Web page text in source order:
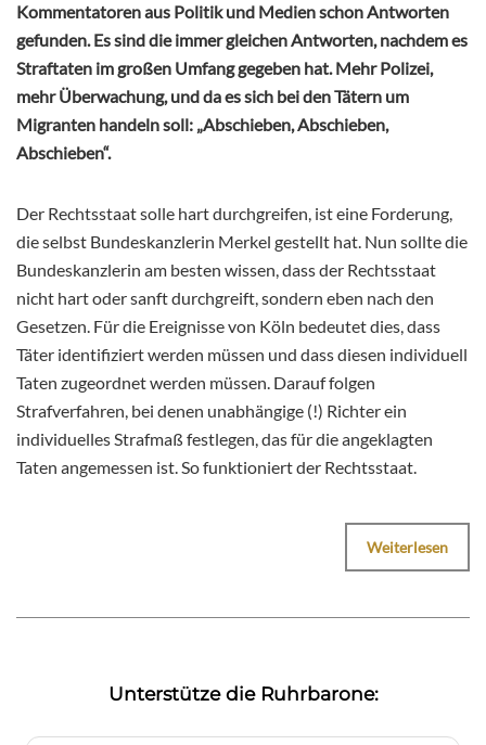
Kommentatoren aus Politik und Medien schon Antworten
gefunden. Es sind die immer gleichen Antworten, nachdem es
Straftaten im großen Umfang gegeben hat. Mehr Polizei,
mehr Überwachung, und da es sich bei den Tätern um
Migranten handeln soll: „Abschieben, Abschieben,
Abschieben“.
Der Rechtsstaat solle hart durchgreifen, ist eine Forderung,
die selbst Bundeskanzlerin Merkel gestellt hat. Nun sollte die
Bundeskanzlerin am besten wissen, dass der Rechtsstaat
nicht hart oder sanft durchgreift, sondern eben nach den
Gesetzen. Für die Ereignisse von Köln bedeutet dies, dass
Täter identifiziert werden müssen und dass diesen individuell
Taten zugeordnet werden müssen. Darauf folgen
Strafverfahren, bei denen unabhängige (!) Richter ein
individuelles Strafmaß festlegen, das für die angeklagten
Taten angemessen ist. So funktioniert der Rechtsstaat.
Weiterlesen
Unterstütze die Ruhrbarone: